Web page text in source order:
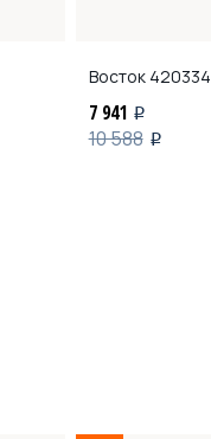
Восток420334
7 941 i
10 588 i